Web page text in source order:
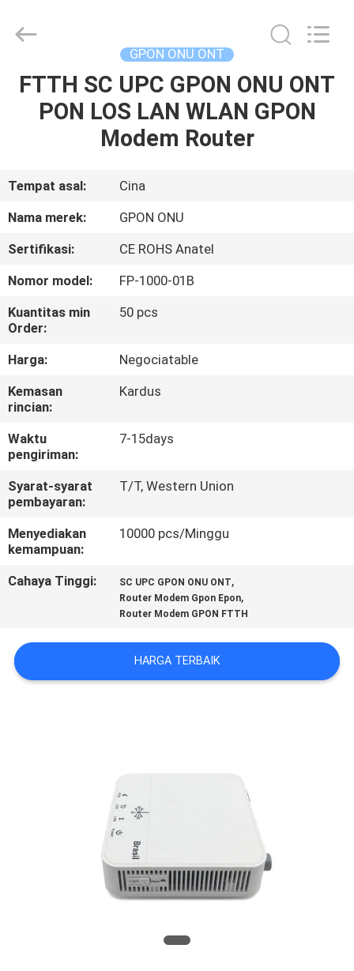
RUMAH
TENTANG
KAMI
TUR
PABRIK
KONTROL
KUALITAS
HUBUNGI
KAMI
PERMINTAAN
SITEMAP
POLICY
LIMITED.
GPON ONU ONT
FTTH SC UPC GPON ONU ONT
PON LOS LAN WLAN GPON
Modem Router
Tempat asal:
Cina
Nama merek:
GPON ONU
Sertifikasi:
CE ROHS Anatel
Nomor model:
FP-1000-01B
Kuantitas min
Order:
50 pcs
Harga:
Negociatable
Kemasan
rincian:
Kardus
Waktu
pengiriman:
7-15days
Syarat-syarat
pembayaran:
T/T, Western Union
Menyediakan
kemampuan:
10000 pcs/Minggu
Cahaya Tinggi: SC UPC GPON ONU ONT,
Router Modem Gpon Epon,
Router Modem GPON FTTH
HARGA TERBAIK